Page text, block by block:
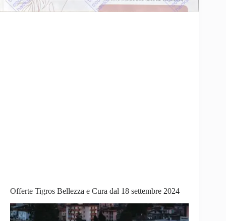
Offerte Tigros Bellezza e Cura dal 18 settembre 2024